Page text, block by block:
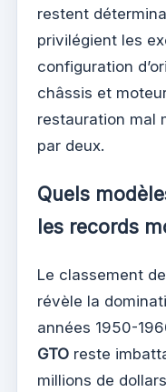
restent
privilégient les
configuration
châssis et
restauration mal
par deux.
Quels
les records
Le classement
révèle la
années 1950-
GTO reste
millions de